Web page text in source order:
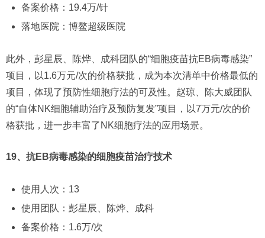
备案价格：19.4万/针
落地医院：博鳌超级医院
此外，彭星辰、陈烨、成科团队的“细胞疫苗抗EB病毒感染”
项目，以1.6万元/次的价格获批，成为本次清单中价格最低的
项目，体现了预防性细胞疗法的可及性。赵琼、陈大威团队
的“自体NK细胞辅助治疗及预防复发”项目，以7万元/次的价
格获批，进一步丰富了NK细胞疗法的应用场景。
19、抗EB病毒感染的细胞疫苗治疗技术
使用人次：13
使用团队：彭星辰、陈烨、成科
备案价格：1.6万/次